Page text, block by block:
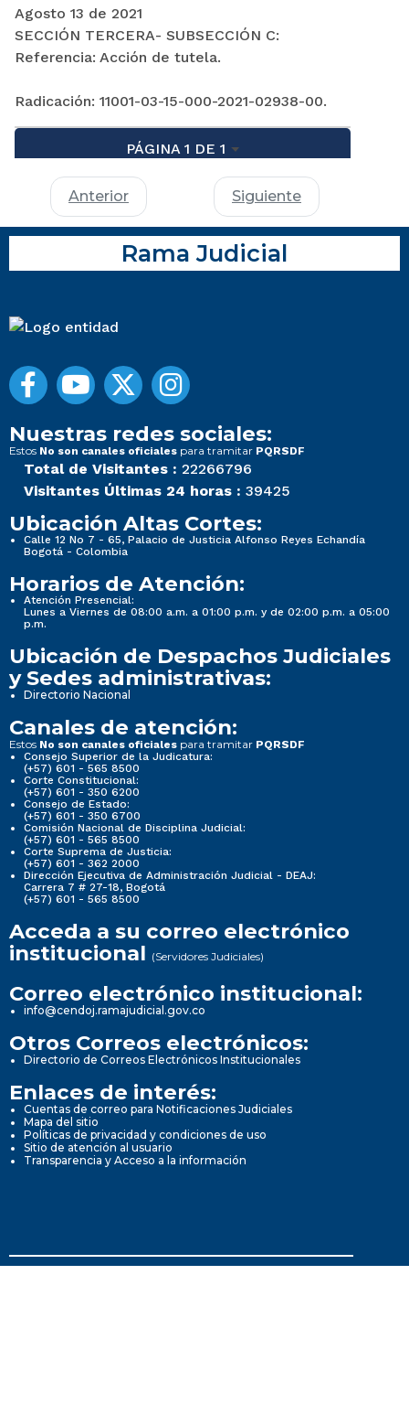
Agosto 13 de 2021
SECCIÓN TERCERA- SUBSECCIÓN C:
Referencia: Acción de tutela.
Radicación: 11001-03-15-000-2021-02938-00.
PÁGINA 1 DE 1
Anterior Siguiente
Rama Judicial
Nuestras redes sociales:
Estos No son canales oficiales para tramitar PQRSDF
Total de Visitantes : 22266796
Visitantes Últimas 24 horas : 39425
Ubicación Altas Cortes:
Calle 12 No 7 - 65, Palacio de Justicia Alfonso Reyes Echandía
Bogotá - Colombia
Horarios de Atención:
Atención Presencial:
Lunes a Viernes de 08:00 a.m. a 01:00 p.m. y de 02:00 p.m. a 05:00
p.m.
Ubicación de Despachos Judiciales
y Sedes administrativas:
Directorio Nacional
Canales de atención:
Estos No son canales oficiales para tramitar PQRSDF
Consejo Superior de la Judicatura:
(+57) 601 - 565 8500
Corte Constitucional:
(+57) 601 - 350 6200
Consejo de Estado:
(+57) 601 - 350 6700
Comisión Nacional de Disciplina Judicial:
(+57) 601 - 565 8500
Corte Suprema de Justicia:
(+57) 601 - 362 2000
Dirección Ejecutiva de Administración Judicial - DEAJ:
Carrera 7 # 27-18, Bogotá
(+57) 601 - 565 8500
Acceda a su correo electrónico
institucional (Servidores Judiciales)
Correo electrónico institucional:
info@cendoj.ramajudicial.gov.co
Otros Correos electrónicos:
Directorio de Correos Electrónicos Institucionales
Enlaces de interés:
Cuentas de correo para Notificaciones Judiciales
Mapa del sitio
Políticas de privacidad y condiciones de uso
Sitio de atención al usuario
Transparencia y Acceso a la información